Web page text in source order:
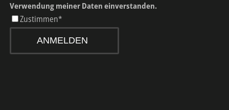
Verwendung meiner Daten einverstanden.
Zustimmen*
ANMELDEN